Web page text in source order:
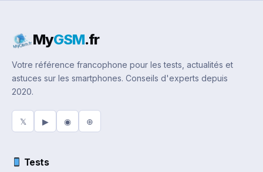
MyGSM.fr
Votre référence francophone pour les tests, actualités et
astuces sur les smartphones. Conseils d'experts depuis
2020.
𝕏 ▶ ◉ ⊕
Tests